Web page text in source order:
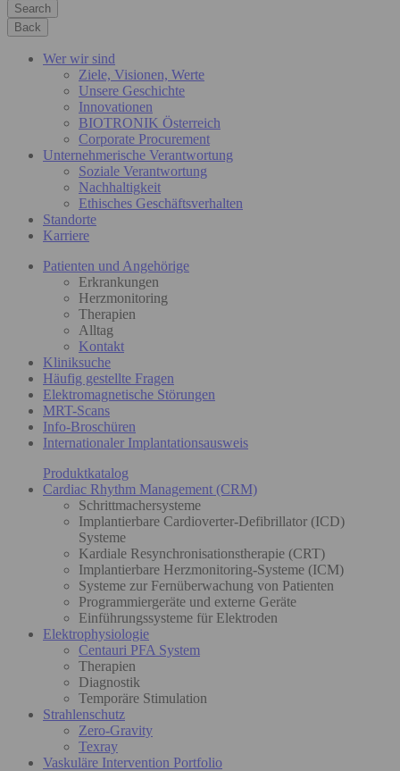
Search
Back
Wer wir sind
Ziele, Visionen, Werte
Unsere Geschichte
Innovationen
BIOTRONIK Österreich
Corporate Procurement
Unternehmerische Verantwortung
Soziale Verantwortung
Nachhaltigkeit
Ethisches Geschäftsverhalten
Standorte
Karriere
Patienten und Angehörige
Erkrankungen
Herzmonitoring
Therapien
Alltag
Kontakt
Kliniksuche
Häufig gestellte Fragen
Elektromagnetische Störungen
MRT-Scans
Info-Broschüren
Internationaler Implantationsausweis
Produktkatalog
Cardiac Rhythm Management (CRM)
Schrittmachersysteme
Implantierbare Cardioverter-Defibrillator (ICD)
Systeme
Kardiale Resynchronisationstherapie (CRT)
Implantierbare Herzmonitoring-Systeme (ICM)
Systeme zur Fernüberwachung von Patienten
Programmiergeräte und externe Geräte
Einführungssysteme für Elektroden
Elektrophysiologie
Centauri PFA System
Therapien
Diagnostik
Temporäre Stimulation
Strahlenschutz
Zero-Gravity
Texray
Vaskuläre Intervention Portfolio